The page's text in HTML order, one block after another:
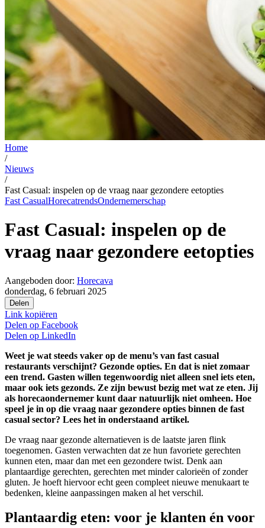
Home
/
Nieuws
/
Fast Casual: inspelen op de vraag naar gezondere eetopties
Fast CasualHorecatrendsOndernemerschap
Fast Casual: inspelen op de
vraag naar gezondere eetopties
Aangeboden door: Horecava
donderdag, 6 februari 2025
Delen
Link kopiëren
Delen op Facebook
Delen op LinkedIn
Weet je wat steeds vaker op de menu’s van fast casual
restaurants verschijnt? Gezonde opties. En dat is niet zomaar
een trend. Gasten willen tegenwoordig niet alleen snel iets eten,
maar ook iets gezonds. Ze zijn bewust bezig met wat ze eten. Jij
als horecaondernemer kunt daar natuurlijk niet omheen. Hoe
speel je in op die vraag naar gezondere opties binnen de fast
casual sector? Lees het in onderstaand artikel.
De vraag naar gezonde alternatieven is de laatste jaren flink
toegenomen. Gasten verwachten dat ze hun favoriete gerechten
kunnen eten, maar dan met een gezondere twist. Denk aan
plantaardige gerechten, gerechten met minder calorieën of zonder
gluten. Je hoeft hiervoor echt geen compleet nieuwe menukaart te
bedenken, kleine aanpassingen maken al het verschil.
Plantaardig eten: voor je klanten én voor